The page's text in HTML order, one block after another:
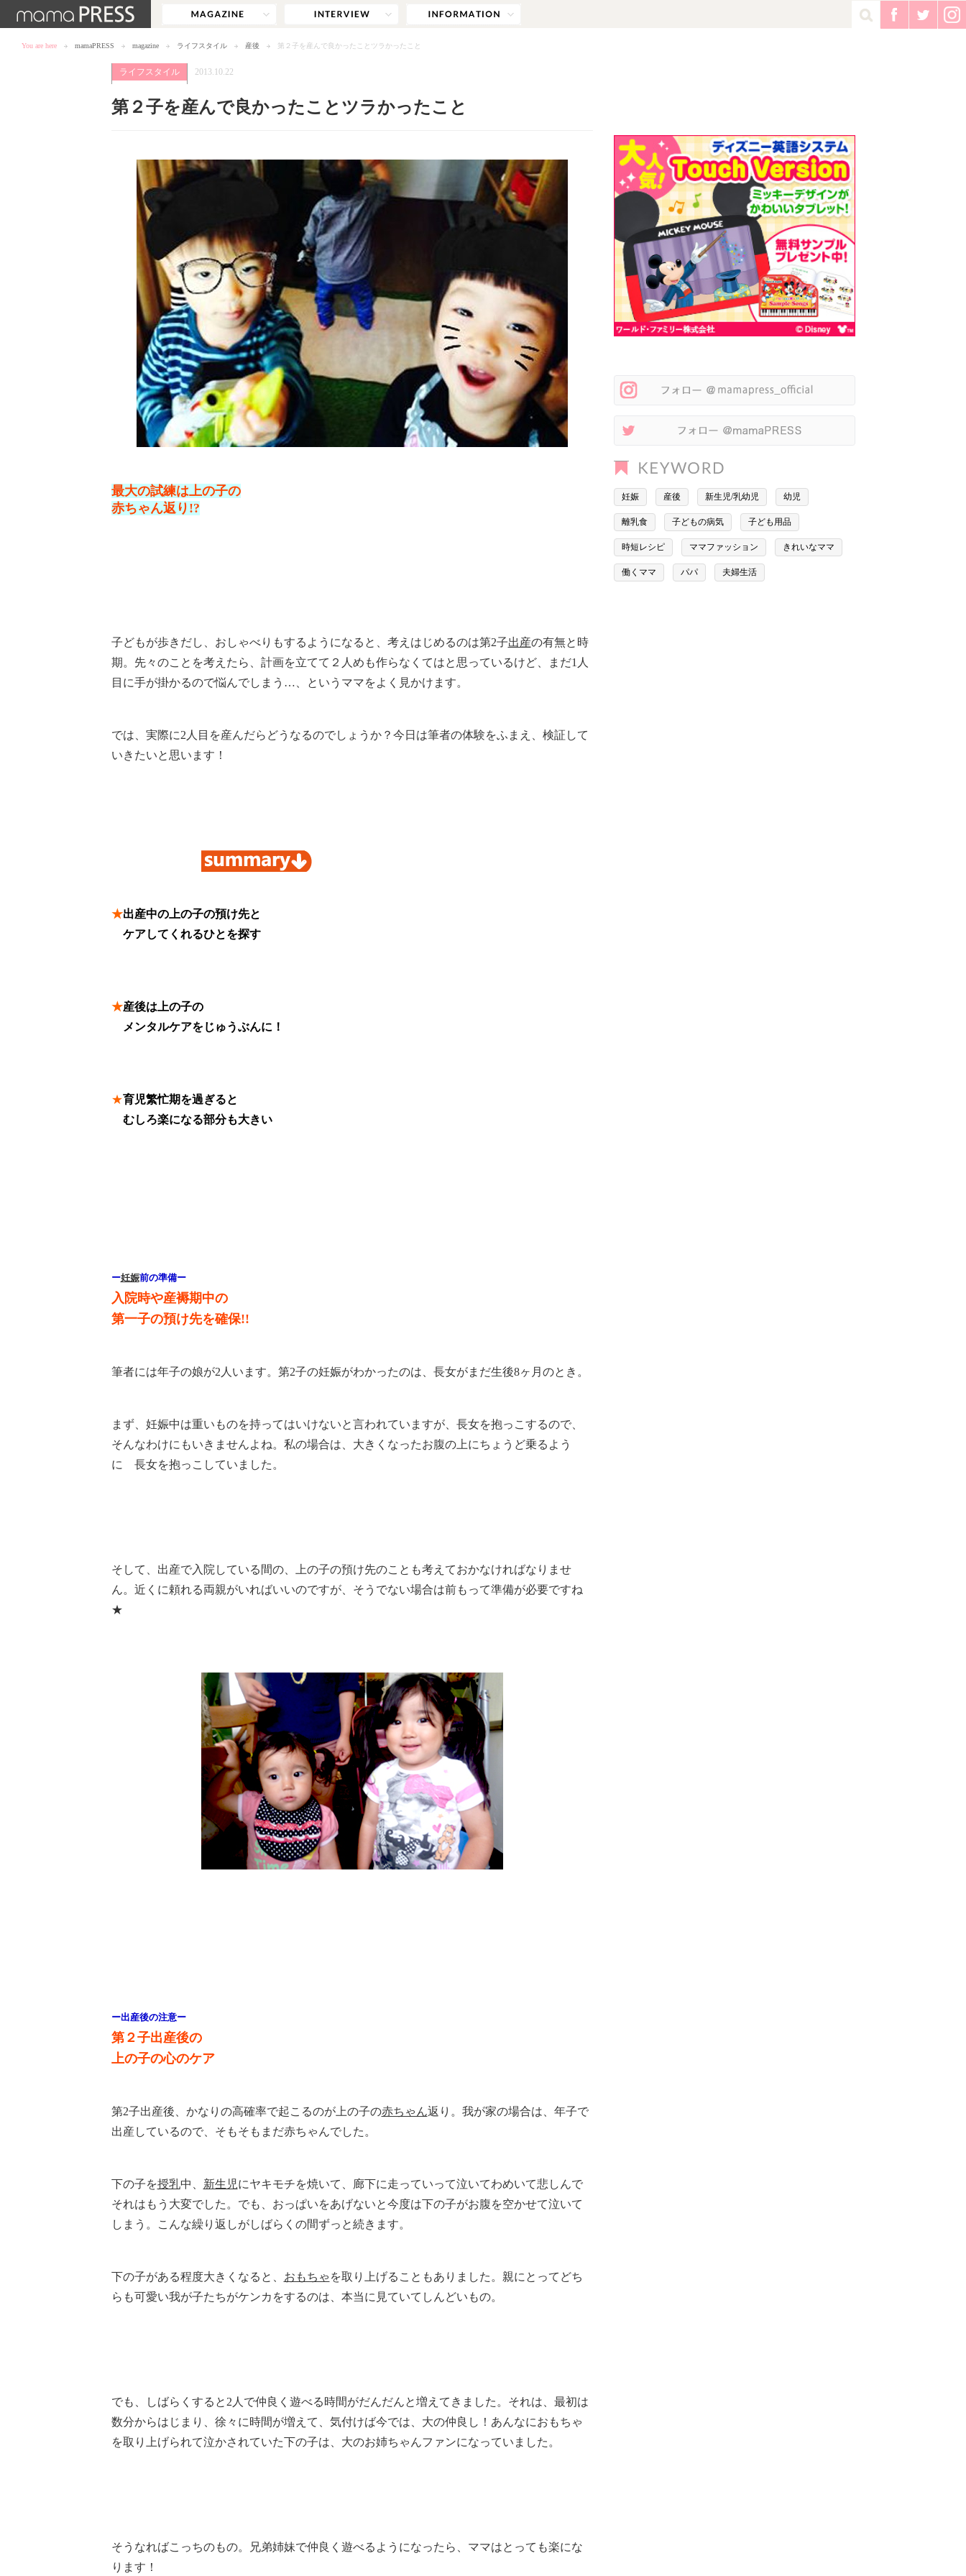
You are here mamaPRESS magazine ライフスタイル 産後 第２子を産んで良かったことツラかったこと
ライフスタイル 2013.10.22
第２子を産んで良かったことツラかったこと
最大の試練は上の子の
赤ちゃん返り!?
子どもが歩きだし、おしゃべりもするようになると、考えはじめるのは第2子出産の有無と時
期。 先々のことを考えたら、計画を立てて２人めも作らなくてはと思っているけど、まだ1人
目に手が掛かるので悩んでしまう…、というママをよく見かけます。
では、実際に2人目を産んだらどうなるのでしょうか？今日は筆者の体験をふまえ、検証して
いきたいと思います！
★出産中の上の子の預け先と
ケアしてくれるひとを探す
★産後は上の子の
メンタルケアをじゅうぶんに！
★育児繁忙期を過ぎると
むしろ楽になる部分も大きい
ー妊娠前の準備ー
入院時や産褥期中の
第一子の預け先を確保!!
筆者には年子の娘が2人います。 第2子の妊娠がわかったのは、長女がまだ生後8ヶ月のとき。
まず、妊娠中は重いものを持ってはいけないと言われていますが、長女を抱っこするので、
そんなわけにもいきませんよね。 私の場合は、大きくなったお腹の上にちょうど乗るよう
に 長女を抱っこしていました。
そして、出産で入院している間の、上の子の預け先のことも考えておかなければなりませ
ん。 近くに頼れる両親がいればいいのですが、そうでない場合は前もって準備が必要ですね
★
ー出産後の注意ー
第２子出産後の
上の子の心のケア
第2子出産後、かなりの高確率で起こるのが上の子の赤ちゃん返り。 我が家の場合は、年子で
出産しているので、そもそもまだ赤ちゃんでした。
下の子を授乳中、 新生児にヤキモチを焼いて、廊下に走っていって泣いてわめいて悲しんで
それはもう大変でした。 でも、おっぱいをあげないと今度は下の子がお腹を空かせて泣いて
しまう。
こんな繰り返しがしばらくの間ずっと続きます。
下の子がある程度大きくなると、 おもちゃ を取り上げることもありました。 親にとってどち
らも可愛い我が子たちがケンカをするのは、本当に見ていてしんどいもの。
でも、しばらくすると2人で仲良く遊べる時間がだんだんと増えてきました。 それは、最初は
数分からはじまり、徐々に時間が増えて、気付けば今では、大の仲良し！ あんなにおもちゃ
を取り上げられて泣かされていた下の子は、大のお姉ちゃんファンになっていました。
そうなればこっちのもの。兄弟姉妹で仲良く遊べるようになったら、ママはとっても楽にな
ります！
妊娠 産後 新生児/乳幼児 幼児
離乳食 子どもの病気 子ども用品
時短レシピ ママファッション きれいなママ
働くママ パパ 夫婦生活